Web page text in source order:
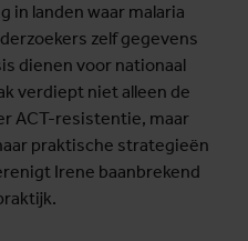
landen waar malaria
zelf gegevens
dienen voor nationaal
verdiept niet alleen de
ACT-resistentie, maar
praktische strategieën
Irene baanbrekend